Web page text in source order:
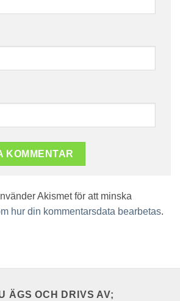
Akismet för att minska
hur din kommentarsdata bearbetas.
ÄGS OCH DRIVS AV;